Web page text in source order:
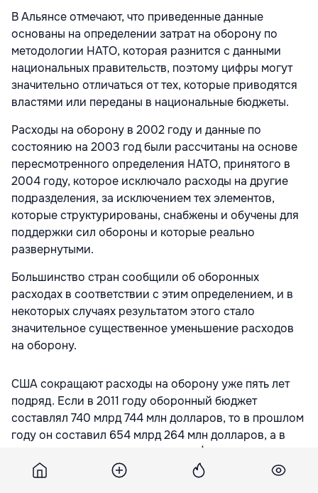
В Альянсе отмечают, что приведенные данные
основаны на определении затрат на оборону по
методологии НАТО, которая разнится с данными
национальных правительств, поэтому цифры могут
значительно отличаться от тех, которые приводятся
властями или переданы в национальные бюджеты.
Расходы на оборону в 2002 году и данные по
состоянию на 2003 год были рассчитаны на основе
пересмотренного определения НАТО, принятого в
2004 году, которое исключало расходы на другие
подразделения, за исключением тех элементов,
которые структурированы, снабжены и обучены для
поддержки сил обороны и которые реально
развернутыми.
Большинство стран сообщили об оборонных
расходах в соответствии с этим определением, и в
некоторых случаях результатом этого стало
значительное существенное уменьшение расходов
на оборону.
США сокращают расходы на оборону уже пять лет
подряд. Если в 2011 году оборонный бюджет
составлял 740 млрд 744 млн долларов, то в прошлом
году он составил 654 млрд 264 млн долларов, а в
текущем году уменьшится еще на $5 млрд.
Канада в 2014 году потратила на оборону чуть более